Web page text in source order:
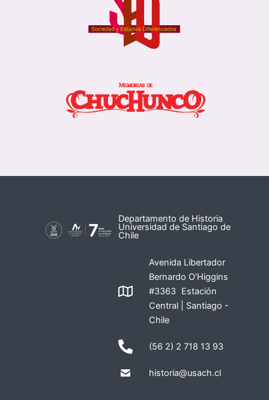
Departamento de Historia
Universidad de Santiago de
Chile
Avenida Libertador
Bernardo O'Higgins
#3363 Estación
Central | Santiago -
Chile
(56 2) 2 718 13 93
historia@usach.cl